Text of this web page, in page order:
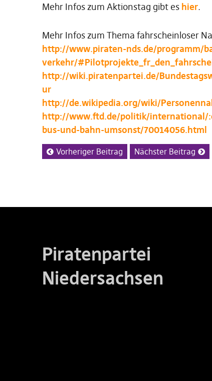
Mehr Infos zum Aktionstag gibt es hier.
Mehr Infos zum Thema fahrscheinloser
http://www.piraten-nds.de/programm/
verkehr/
http://wiki.piratenpartei.de/
ur
http://de.wikipedia.org/wiki/
http://www.ftd.de/politik/international/
bus-und-bahn-umsonst/70014056.html
Vorheriger Beitrag Nächster Beitrag
Piratenpartei
Niedersachsen